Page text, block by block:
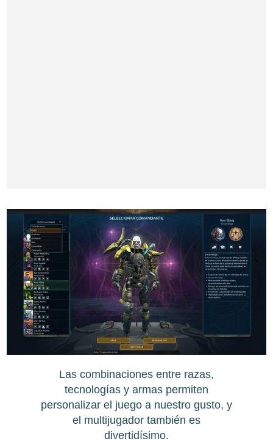
Las combinaciones entre razas,
tecnologías y armas permiten
personalizar el juego a nuestro gusto, y
el multijugador también es
divertidísimo.